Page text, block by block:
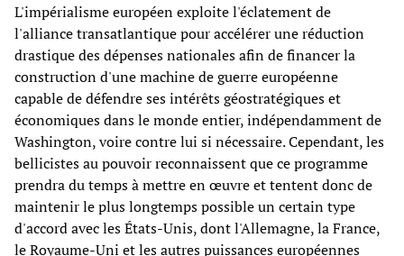
L'impérialisme européen exploite l'éclatement de
l'alliance transatlantique pour accélérer une réduction
drastique des dépenses nationales afin de financer la
construction d'une machine de guerre européenne
capable de défendre ses intérêts géostratégiques et
économiques dans le monde entier, indépendamment de
Washington, voire contre lui si nécessaire. Cependant, les
bellicistes au pouvoir reconnaissent que ce programme
prendra du temps à mettre en œuvre et tentent donc de
maintenir le plus longtemps possible un certain type
d'accord avec les États-Unis, dont l'Allemagne, la France,
le Royaume-Uni et les autres puissances européennes